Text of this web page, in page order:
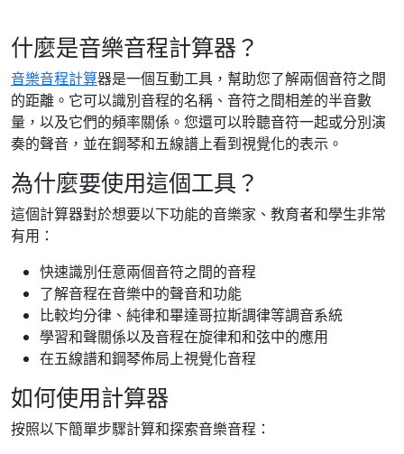
什麼是音樂音程計算器？
音樂音程計算器是一個互動工具，幫助您了解兩個音符之間
的距離。它可以識別音程的名稱、音符之間相差的半音數
量，以及它們的頻率關係。您還可以聆聽音符一起或分別演
奏的聲音，並在鋼琴和五線譜上看到視覺化的表示。
為什麼要使用這個工具？
這個計算器對於想要以下功能的音樂家、教育者和學生非常
有用：
快速識別任意兩個音符之間的音程
了解音程在音樂中的聲音和功能
比較均分律、純律和畢達哥拉斯調律等調音系統
學習和聲關係以及音程在旋律和和弦中的應用
在五線譜和鋼琴佈局上視覺化音程
如何使用計算器
按照以下簡單步驟計算和探索音樂音程：